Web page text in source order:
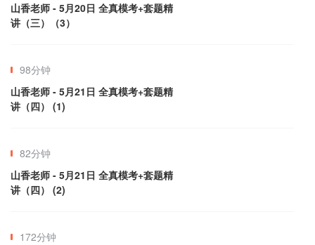
山香老师 - 5月20日 全真模考+套题精
讲（三）（3）
98分钟
山香老师 - 5月21日 全真模考+套题精
讲（四） (1)
82分钟
山香老师 - 5月21日 全真模考+套题精
讲（四） (2)
172分钟